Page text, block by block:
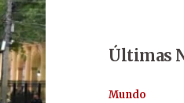
Últimas
Mundo